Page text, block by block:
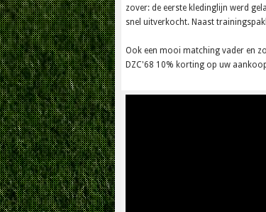
zover: de eerste kledinglijn werd
snel uitverkocht. Naast
Ook een mooi matching vader en
DZC'68 10% korting op uw